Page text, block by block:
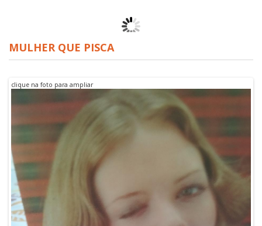
MULHER QUE PISCA
clique na foto para ampliar